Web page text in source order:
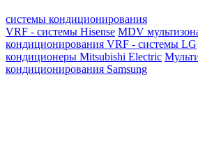
системы кондиционирования
VRF - системы Hisense MDV
кондиционирования VRF - системы LG
кондиционеры Mitsubishi Electric
кондиционирования Samsung